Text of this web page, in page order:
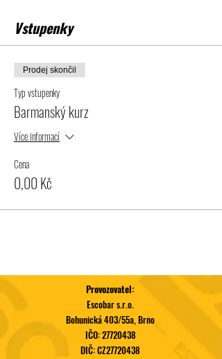
Vstupenky
Prodej skončil
Typ vstupenky
Barmanský kurz
Více informací
Cena
0,00 Kč
Provozovatel:
Escobar s.r.o.
Bohunická 403/55a, Brno
IČO:27720438
DIČ: CZ27720438